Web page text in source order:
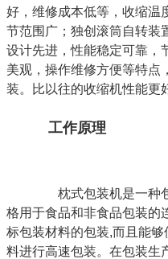
好，维修成本低等，收缩温
节范围广；独创滚筒自转装
设计先进，性能稳定可靠，
美观，操作维修方便等特点
装。比以往的收缩机性能更
工作原理
枕式包装机是一种包
格用于食品和非食品包装的
标包装材料的包装,而且能
料进行高速包装。在包装生